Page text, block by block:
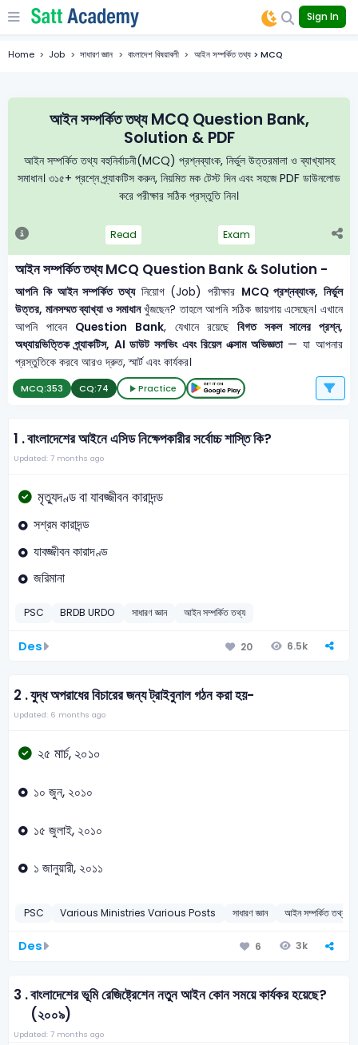
Sign In
Home Job সাধারণ জ্ঞান বাংলাদেশ বিষয়াবলী আইন সম্পর্কিত তথ্য > MCQ
আইন সম্পর্কিত তথ্য MCQ Question Bank,
Solution & PDF
আইন সম্পর্কিত তথ্য বহুনির্বাচনী(MCQ) প্রশ্নব্যাংক, নির্ভুল উত্তরমালা ও ব্যাখ্যাসহ
সমাধান। ৩১৫+ প্রশ্নে প্র্যাকটিস করুন, নিয়মিত মক টেস্ট দিন এবং সহজে PDF ডাউনলোড
করে পরীক্ষার সঠিক প্রস্তুতি নিন।
Read Exam
আইন সম্পর্কিত তথ্য MCQ Question Bank & Solution -
আপনি কি আইন সম্পর্কিত তথ্যনিয়োগ (Job) পরীক্ষার MCQ প্রশ্নব্যাংক, নির্ভুল
উত্তর, মানসম্মত ব্যাখ্যা ও সমাধানখুঁজছেন? তাহলে আপনি সঠিক জায়গায় এসেছেন। এখানে
আপনি পাবেন Question Bank, যেখানে রয়েছে বিগত সকল সালের প্রশ্ন,
অধ্যায়ভিত্তিক প্র্যাকটিস, AI ডাউট সলভিং এবং রিয়েল এক্সাম অভিজ্ঞতা— যা আপনার
প্রস্তুতিকে করবে আরও দ্রুত, স্মার্ট এবং কার্যকর।
MCQ:353 CQ:74 Practice
1 .বাংলাদেশের আইনে এসিড নিক্ষেপকারীর সর্বোচ্চ শাস্তি কি?
Updated: 7 months ago
মৃত্যুদণ্ড বা যাবজ্জীবন কারাদন্ড
সশ্রম কারাদন্ড
যাবজ্জীবন কারাদণ্ড
জরিমানা
PSC BRDB URDO সাধারণ জ্ঞান আইন সম্পর্কিত তথ্য
Des 20 6.5k
2 .যুদ্ধ অপরাধের বিচারের জন্য ট্রাইবুনাল গঠন করা হয়-
Updated: 6 months ago
২৫ মার্চ, ২০১০
১০ জুন, ২০১০
১৫ জুলাই, ২০১০
১ জানুয়ারী, ২০১১
PSC Various Ministries Various Posts সাধারণ জ্ঞান আইন সম্পর্কিত তথ্য
Des 6 3k
3 .বাংলাদেশের ভূমি রেজিষ্ট্রেশেন নতুন আইন কোন সময়ে কার্যকর হয়েছে?
(২০০৯)
Updated: 7 months ago